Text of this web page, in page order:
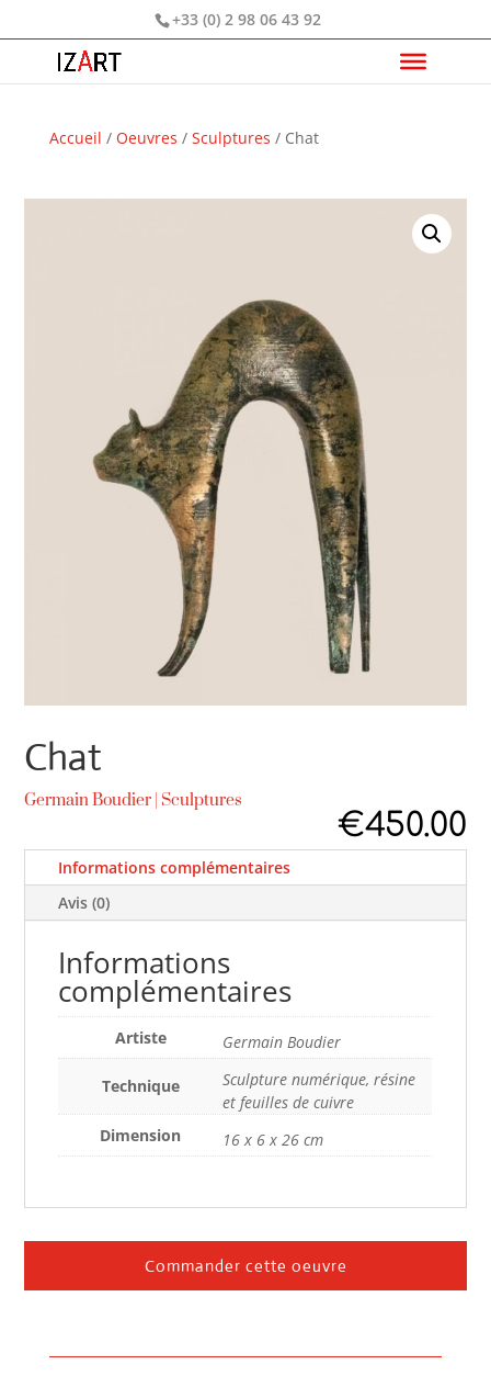
+33 (0) 2 98 06 43 92
Accueil / Oeuvres / Sculptures / Chat
Chat
Germain Boudier Sculptures
€450.00
Informations complémentaires
Avis (0)
Informations
complémentaires
Artiste Germain Boudier
Technique
Sculpture numérique, résine
et feuilles de cuivre
Dimension
16 x 6 x 26 cm
Commander cette oeuvre